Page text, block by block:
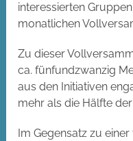
interessierten
monatlichen
Zu dieser
ca. fünfundzwanzig
aus den Initiativen
mehr als die Hälfte
Im Gegensatz zu